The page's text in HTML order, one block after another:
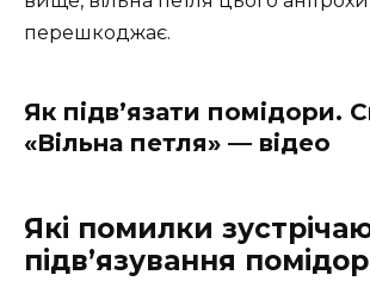
перешкоджає.
Як підв’язати помідори.
«Вільна петля» — відео
Які помилки
підв’язування помідор